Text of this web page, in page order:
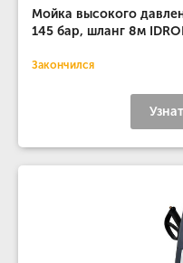
Мойка высокого
145 бар, шланг 8м
Закончился